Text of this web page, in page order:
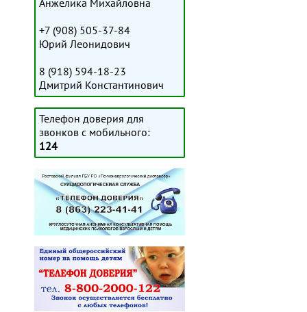
Анжелика Михайловна
+7 (908) 505-37-84
Юрий Леонидович
8 (918) 594-18-23
Дмитрий Константинович
Телефон доверия для
звонков с мобильного:
124